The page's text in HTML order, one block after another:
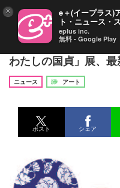
パズドラ、蔦屋家電
わたしの国貞」展、
ニュース
アート
ポスト シェア
× e＋(イープラス)
ト・ニュース・
eplus inc.
無料 - Google Play